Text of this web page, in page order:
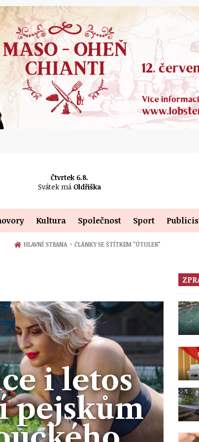
Čtvrtek 6.8.
Svátek má Oldřiška
Kultura Společnost Sport
HLAVNÍ STRANA › ČLÁNKY SE ŠTÍTKEM "ÚTULEK"
i letos
pejskům